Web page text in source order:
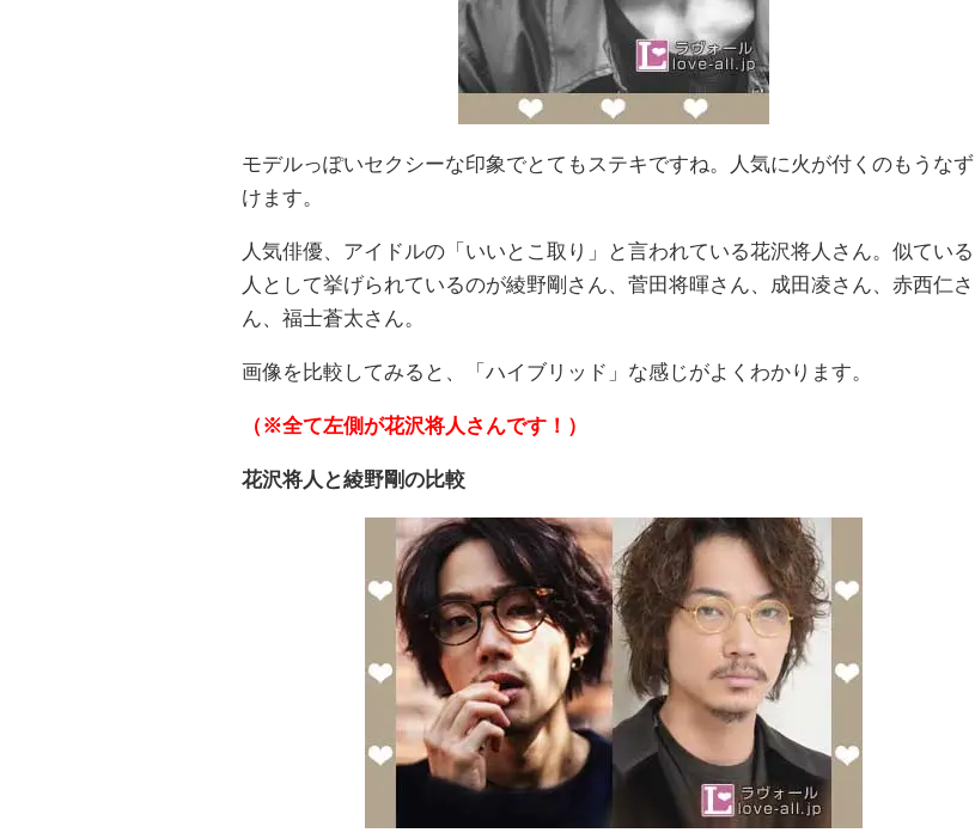
モデルっぽいセクシーな印象でとてもステキですね。人気に火が付くのもうなず
けます。
人気俳優、アイドルの「いいとこ取り」と言われている花沢将人さん。似ている
人として挙げられているのが綾野剛さん、菅田将暉さん、成田凌さん、赤西仁さ
ん、福士蒼太さん。
画像を比較してみると、「ハイブリッド」な感じがよくわかります。
（※全て左側が花沢将人さんです！）
花沢将人と綾野剛の比較